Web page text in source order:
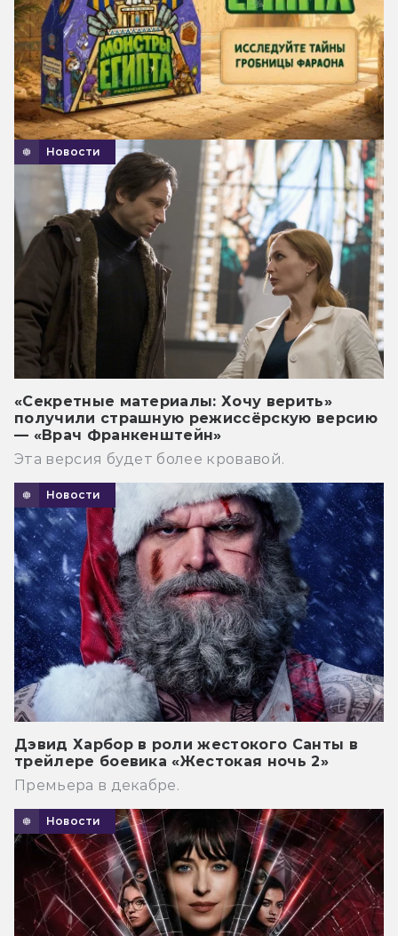
Новости
«Секретные материалы: Хочу верить»
получили страшную режиссёрскую версию
— «Врач Франкенштейн»
Эта версия будет более кровавой.
Новости
Дэвид Харбор в роли жестокого Санты в
трейлере боевика «Жестокая ночь 2»
Премьера в декабре.
Новости